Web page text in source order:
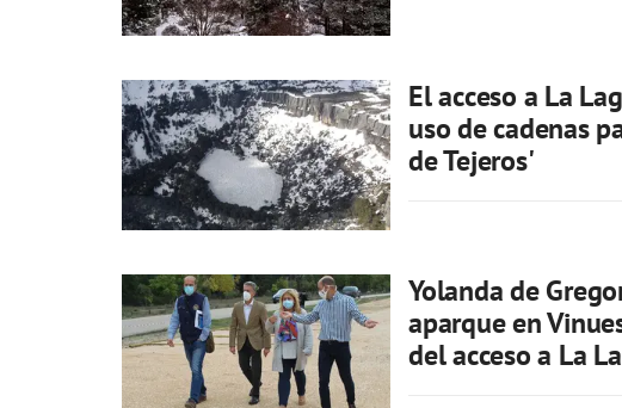
El acceso a La
uso de cadenas
de Tejeros'
Yolanda de
aparque en
del acceso a La